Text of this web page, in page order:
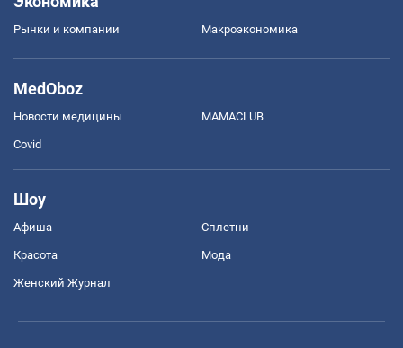
Рынки и компании Mакроэкономика
MedOboz
Новости медицины MAMACLUB
Covid
Шоу
Афиша Сплетни
Красота Мода
Женский Журнал